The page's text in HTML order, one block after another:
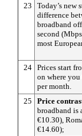
23
Today’s new
difference
broadband
second
most
24 Prices start
on where
per month.
25
Price
broadband
€10.30),
€14.60);